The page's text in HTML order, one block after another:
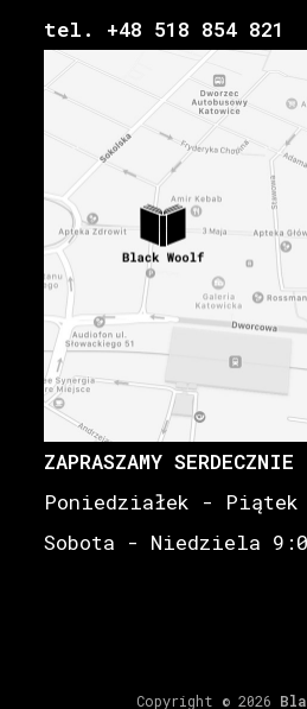
tel. +48 518 854 821
ZAPRASZAMY SERDECZNIE
Poniedziałek - Piątek
Sobota - Niedziela
Copyright © 2026